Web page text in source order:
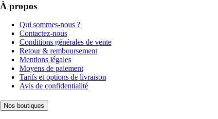
À propos
Qui sommes-nous ?
Contactez-nous
Conditions générales de vente
Retour & remboursement
Mentions légales
Moyens de paiement
Tarifs et options de livraison
Avis de confidentialité
Nos boutiques